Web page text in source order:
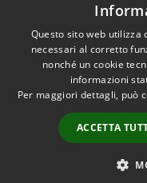
Accessibility
Privacy
Cookie
Dati fiscali e
elettronica
Dichiarazione di
Questo sito web
necessari al corretto
nonché un cookie
informazioni
Per maggiori dettagli, può
ACCETTA